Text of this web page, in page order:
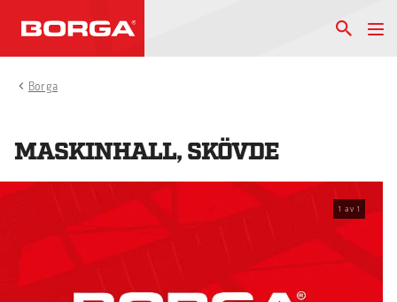
Borga
MASKINHALL, SKÖVDE
1 av 1